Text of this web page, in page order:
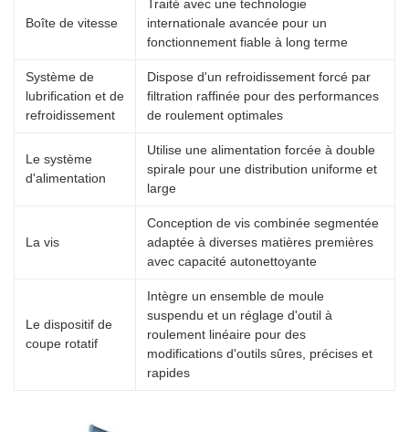
Boîte de vitesse
Traité avec une technologie
internationale avancée pour un
fonctionnement fiable à long terme
Système de
lubrification et de
refroidissement
Dispose d'un refroidissement forcé par
filtration raffinée pour des performances
de roulement optimales
Le système
d'alimentation
Utilise une alimentation forcée à double
spirale pour une distribution uniforme et
large
La vis
Conception de vis combinée segmentée
adaptée à diverses matières premières
avec capacité autonettoyante
Le dispositif de
coupe rotatif
Intègre un ensemble de moule
suspendu et un réglage d'outil à
roulement linéaire pour des
modifications d'outils sûres, précises et
rapides